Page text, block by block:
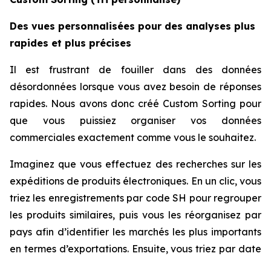
Des vues personnalisées pour des analyses plus
rapides et plus précises
Il est frustrant de fouiller dans des données
désordonnées lorsque vous avez besoin de réponses
rapides. Nous avons donc créé Custom Sorting pour
que vous puissiez organiser vos données
commerciales exactement comme vous le souhaitez.
Imaginez que vous effectuez des recherches sur les
expéditions de produits électroniques. En un clic, vous
triez les enregistrements par code SH pour regrouper
les produits similaires, puis vous les réorganisez par
pays afin d’identifier les marchés les plus importants
en termes d’exportations. Ensuite, vous triez par date